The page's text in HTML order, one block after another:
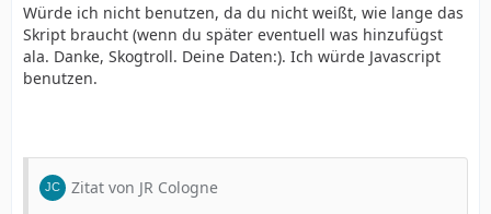
Ich habe nun unter der if-Logik eine txt-Datei includet,
die dem Besucher sagt: Alles O.K.! eMail versendet usw.
usw.
Und das klappt wunderbar!!!!
Jetzt habe ich aber eine andere Frage. Hätte ich
Würde ich nicht benutzen, da du nicht weißt, wie lange das
Skript braucht (wenn du später eventuell was hinzufügst
ala. Danke, Skogtroll. Deine Daten:). Ich würde Javascript
benutzen.
Zitat von JR Cologne